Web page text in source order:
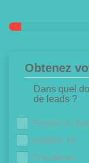
Obtenez
Dans quel
de leads ?
Pompes à
Isolation 1€
Chaudières